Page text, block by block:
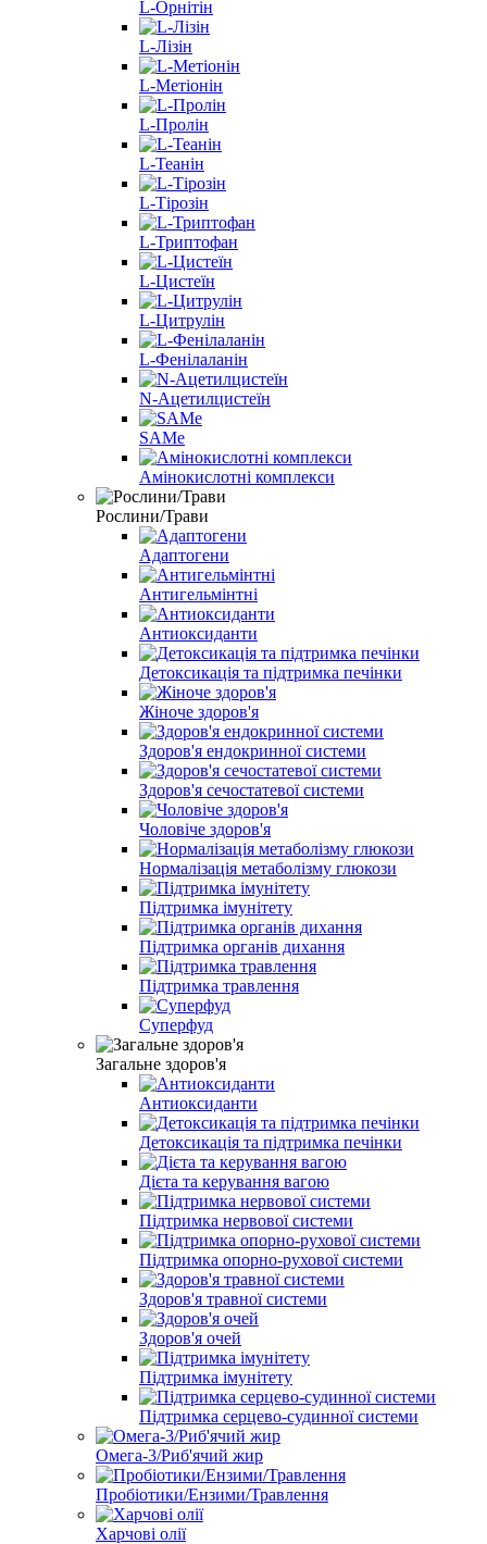
L-Орнітін
L-Лізін
L-Метіонін
L-Пролін
L-Теанін
L-Тірозін
L-Триптофан
L-Цистеїн
L-Цитрулін
L-Фенілаланін
N-Ацетилцистеїн
SAMe
Амінокислотні комплекси
Рослини/Трави
Адаптогени
Антигельмінтні
Антиоксиданти
Детоксикація та підтримка печінки
Жіноче здоров'я
Здоров'я ендокринної системи
Здоров'я сечостатевої системи
Чоловіче здоров'я
Нормалізація метаболізму глюкози
Підтримка імунітету
Підтримка органів дихання
Підтримка травлення
Суперфуд
Загальне здоров'я
Антиоксиданти
Детоксикація та підтримка печінки
Дієта та керування вагою
Підтримка нервової системи
Підтримка опорно-рухової системи
Здоров'я травної системи
Здоров'я очей
Підтримка імунітету
Підтримка серцево-судинної системи
Омега-3/Риб'ячий жир
Пробіотики/Ензими/Травлення
Харчові олії